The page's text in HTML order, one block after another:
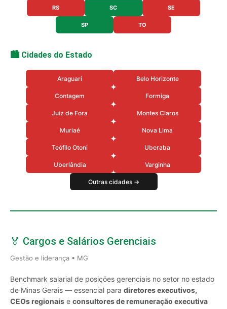
RS SC SE
SP TO
🏙️ Cidades do Estado
Araguari Belo Horizonte
Contagem Formiga
Juiz de Fora Montes Claros
Muriaé Nova Lima
Teófilo Otoni Uberaba
Uberlândia Varginha
Outras cidades →
🏅 Cargos e Salários Gerenciais
Gestão e liderança • MG
Benchmark salarial de posições gerenciais no setor no estado
de Minas Gerais — essencial para diretores executivos,
CEOs regionais e consultores de remuneração executiva